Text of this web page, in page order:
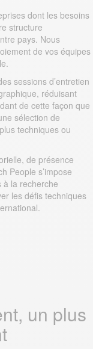
dont les besoins
structure
pays. Nous
de vos équipes
sessions d’entretien
réduisant
de cette façon que
sélection de
techniques ou
de présence
People s’impose
à la recherche
les défis techniques
un plus